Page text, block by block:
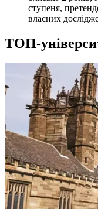
ступеня,
власних
ТОП-